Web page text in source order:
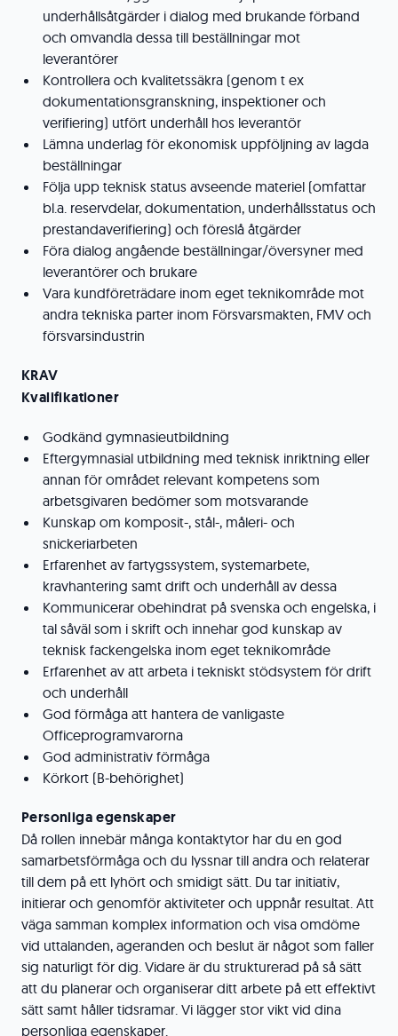
underhållsåtgärder i dialog med brukande förband
och omvandla dessa till beställningar mot
leverantörer
Kontrollera och kvalitetssäkra (genom t ex
dokumentationsgranskning, inspektioner och
verifiering) utfört underhåll hos leverantör
Lämna underlag för ekonomisk uppföljning av lagda
beställningar
Följa upp teknisk status avseende materiel (omfattar
bl.a. reservdelar, dokumentation, underhållsstatus och
prestandaverifiering) och föreslå åtgärder
Föra dialog angående beställningar/översyner med
leverantörer och brukare
Vara kundföreträdare inom eget teknikområde mot
andra tekniska parter inom Försvarsmakten, FMV och
försvarsindustrin
KRAV
Kvalifikationer
Godkänd gymnasieutbildning
Eftergymnasial utbildning med teknisk inriktning eller
annan för området relevant kompetens som
arbetsgivaren bedömer som motsvarande
Kunskap om komposit-, stål-, måleri- och
snickeriarbeten
Erfarenhet av fartygssystem, systemarbete,
kravhantering samt drift och underhåll av dessa
Kommunicerar obehindrat på svenska och engelska, i
tal såväl som i skrift och innehar god kunskap av
teknisk fackengelska inom eget teknikområde
Erfarenhet av att arbeta i tekniskt stödsystem för drift
och underhåll
God förmåga att hantera de vanligaste
Officeprogramvarorna
God administrativ förmåga
Körkort (B-behörighet)
Personliga egenskaper
Då rollen innebär många kontaktytor har du en god
samarbetsförmåga och du lyssnar till andra och relaterar
till dem på ett lyhört och smidigt sätt. Du tar initiativ,
initierar och genomför aktiviteter och uppnår resultat. Att
väga samman komplex information och visa omdöme
vid uttalanden, ageranden och beslut är något som faller
sig naturligt för dig. Vidare är du strukturerad på så sätt
att du planerar och organiserar ditt arbete på ett effektivt
sätt samt håller tidsramar. Vi lägger stor vikt vid dina
personliga egenskaper.